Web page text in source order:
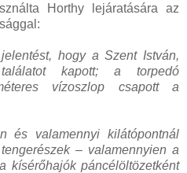
Horthy lejáratására az
hogy a Szent István,
kapott; a torpedó
vízoszlop csapott a
és valamennyi kilátópontnál
– valamennyien a
kísérőhajók páncélöltözetként